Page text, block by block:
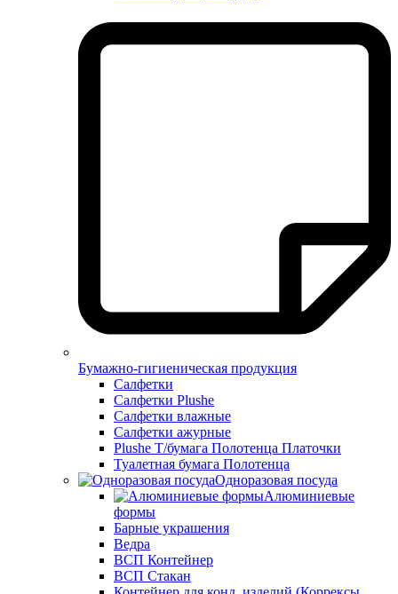
Бумажно-гигиеническая продукция
Салфетки
Салфетки Plushe
Салфетки влажные
Салфетки ажурные
Plushe Т/бумага Полотенца Платочки
Туалетная бумага Полотенца
Одноразовая посуда
Алюминиевые
формы
Барные украшения
Ведра
ВСП Контейнер
ВСП Стакан